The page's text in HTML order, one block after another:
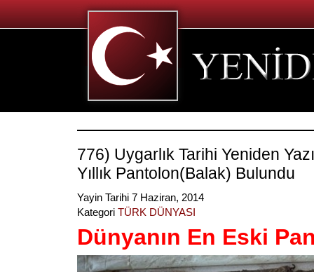
776) Uygarlık Tarihi Yeniden
Yıllık Pantolon(Balak) Bulundu
Yayin Tarihi 7 Haziran, 2014
Kategori TÜRK DÜNYASI
Dünyanın En Eski